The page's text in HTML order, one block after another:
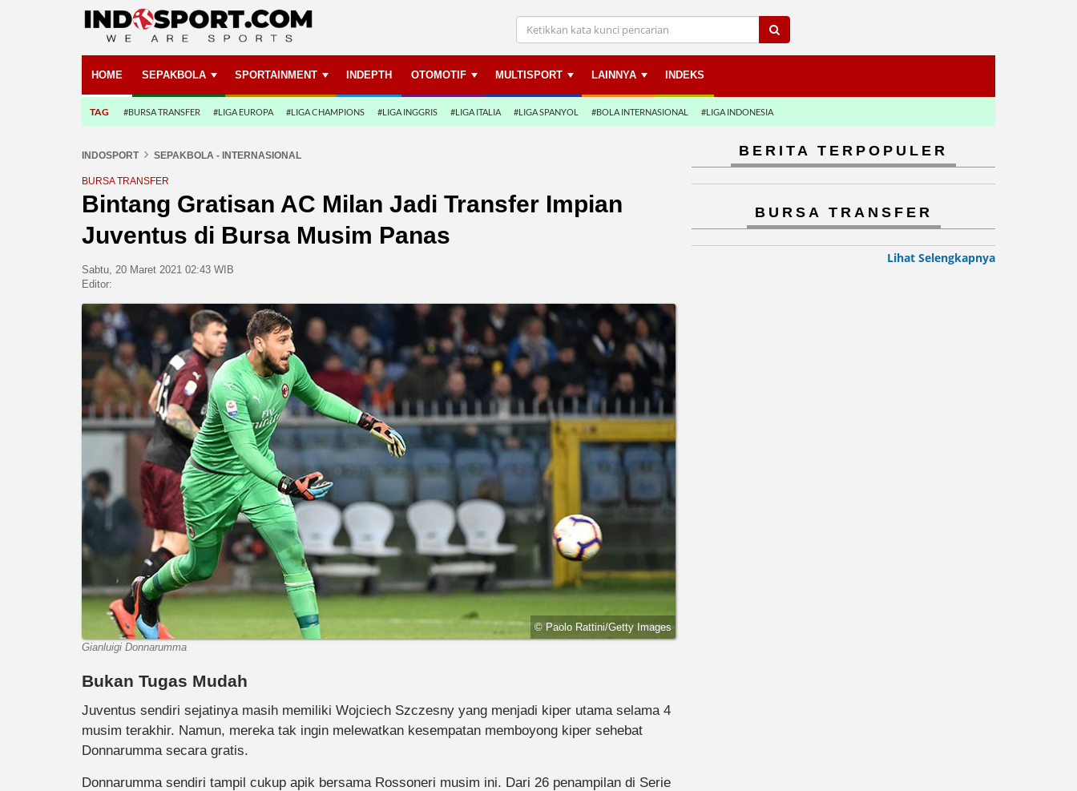
HOME SEPAKBOLA SPORTAINMENT INDEPTH OTOMOTIF MULTISPORT LAINNYA INDEKS
TAG #BURSA TRANSFER #LIGA EUROPA #LIGA CHAMPIONS #LIGA INGGRIS #LIGA ITALIA #LIGA SPANYOL #BOLA INTERNASIONAL #LIGA INDONESIA
INDOSPORT SEPAKBOLA - INTERNASIONAL
BURSA TRANSFER
Bintang Gratisan AC Milan Jadi Transfer Impian
Juventus di Bursa Musim Panas
Sabtu, 20 Maret 2021 02:43 WIB
Editor:
© Paolo Rattini/Getty Images
Gianluigi Donnarumma
Bukan Tugas Mudah
Juventus sendiri sejatinya masih memiliki Wojciech Szczesny yang menjadi kiper utama selama 4
musim terakhir. Namun, mereka tak ingin melewatkan kesempatan memboyong kiper sehebat
Donnarumma secara gratis.
Donnarumma sendiri tampil cukup apik bersama Rossoneri musim ini. Dari 26 penampilan di Serie
BERITA TERPOPULER
BURSA TRANSFER
Lihat Selengkapnya